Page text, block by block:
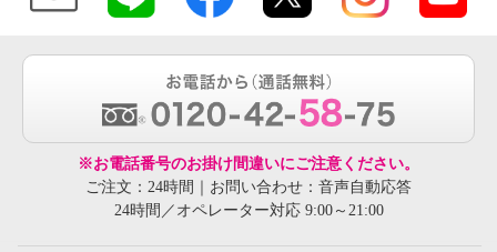
※お電話番号のお掛け間違いにご注意ください。
ご注文：24時間｜お問い合わせ：音声自動応答
24時間／オペレーター対応 9:00～21:00